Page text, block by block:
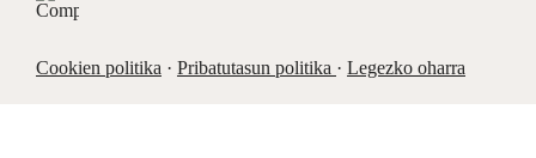
Cookien politika · Pribatutasun politika · Legezko oharra